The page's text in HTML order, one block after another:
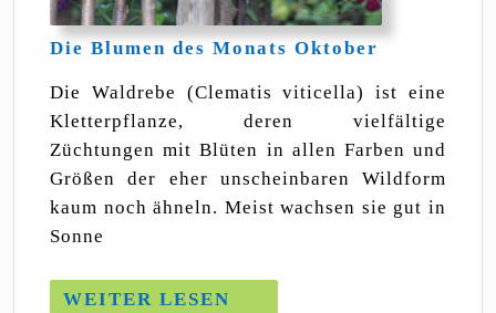
Die Blumen des Monats Oktober
Die
Monats
Oktober
Die Waldrebe (Clematis viticella) ist eine
Kletterpflanze, deren vielfältige
Züchtungen mit Blüten in allen Farben und
Größen der eher unscheinbaren Wildform
kaum noch ähneln. Meist wachsen sie gut in
Sonne
WEITER LESEN